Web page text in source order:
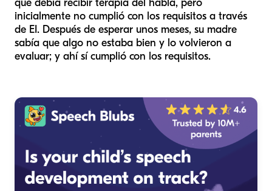
que debía recibir terapia del habla, pero
inicialmente no cumplió con los requisitos a través
de EI. Después de esperar unos meses, su madre
sabía que algo no estaba bien y lo volvieron a
evaluar; y ahí sí cumplió con los requisitos.